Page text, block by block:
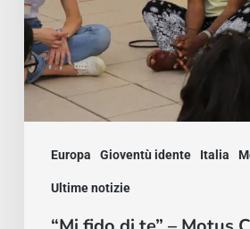
Europa Gioventù idente Italia
Ultime notizie
–
Motus
Christi
Italia